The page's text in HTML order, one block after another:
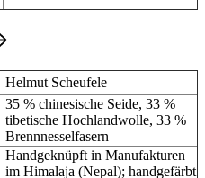
Helmut Scheufele
35 % chinesische Seide, 33 %
tibetische Hochlandwolle, 33 %
Brennnesselfasern
Handgeknüpft in Manufakturen
im Himalaja (Nepal); handgefärbt